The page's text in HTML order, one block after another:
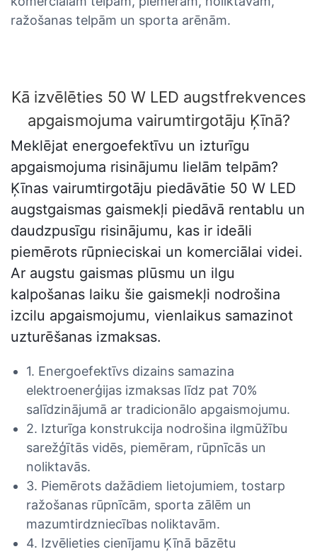
ražošanas telpām un sporta arēnām.
Kā izvēlēties 50 W LED augstfrekvences
apgaismojuma vairumtirgotāju Ķīnā?
Meklējat energoefektīvu un izturīgu
apgaismojuma risinājumu lielām telpām?
Ķīnas vairumtirgotāju piedāvātie 50 W LED
augstgaismas gaismekļi piedāvā rentablu un
daudzpusīgu risinājumu, kas ir ideāli
piemērots rūpnieciskai un komerciālai videi.
Ar augstu gaismas plūsmu un ilgu
kalpošanas laiku šie gaismekļi nodrošina
izcilu apgaismojumu, vienlaikus samazinot
uzturēšanas izmaksas.
1. Energoefektīvs dizains samazina
elektroenerģijas izmaksas līdz pat 70%
salīdzinājumā ar tradicionālo apgaismojumu.
2. Izturīga konstrukcija nodrošina ilgmūžību
sarežģītās vidēs, piemēram, rūpnīcās un
noliktavās.
3. Piemērots dažādiem lietojumiem, tostarp
ražošanas rūpnīcām, sporta zālēm un
mazumtirdzniecības noliktavām.
4. Izvēlieties cienījamu Ķīnā bāzētu